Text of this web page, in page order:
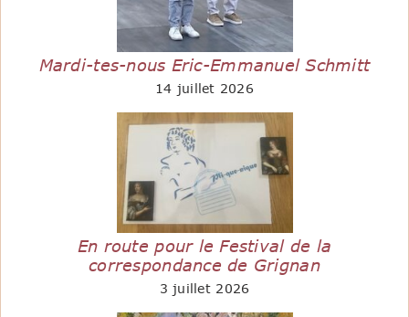
Mardi-tes-nous Eric-Emmanuel Schmitt
14 juillet 2026
En route pour le Festival de la
correspondance de Grignan
3 juillet 2026